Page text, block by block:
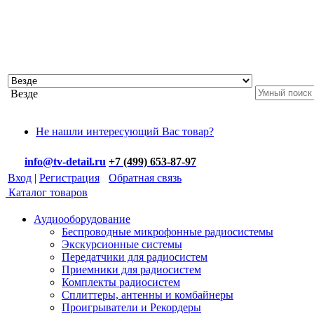
Везде
Не нашли интересующий Вас товар?
info@tv-detail.ru +7 (499) 653-87-97
Вход | Регистрация
Обратная связь
Каталог товаров
Аудиооборудование
Беспроводные микрофонные радиосистемы
Экскурсионные системы
Передатчики для радиосистем
Приемники для радиосистем
Комплекты радиосистем
Сплиттеры, антенны и комбайнеры
Проигрыватели и Рекордеры